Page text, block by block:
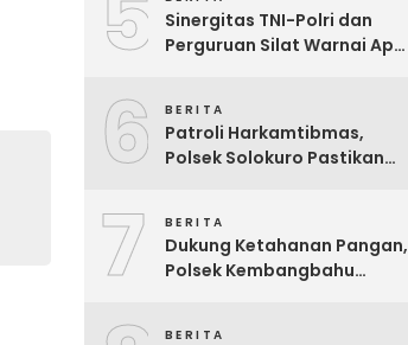
Sinergitas TNI-Polri dan
Perguruan Silat Warnai Apel
IKSPI di Solokuro
6 BERITA
Patroli Harkamtibmas,
Polsek Solokuro Pastikan
7 BERITA
Dukung Ketahanan Pangan,
Polsek Kembangbahu
BERITA